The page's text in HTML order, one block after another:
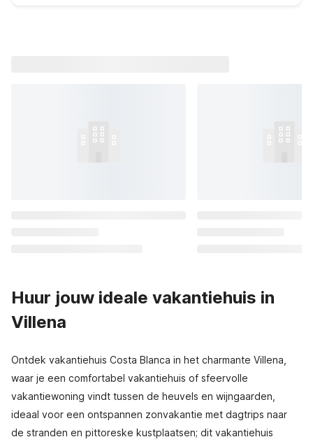
Huur jouw ideale vakantiehuis in
Villena
Ontdek vakantiehuis Costa Blanca in het charmante Villena,
waar je een comfortabel vakantiehuis of sfeervolle
vakantiewoning vindt tussen de heuvels en wijngaarden,
ideaal voor een ontspannen zonvakantie met dagtrips naar
de stranden en pittoreske kustplaatsen; dit vakantiehuis